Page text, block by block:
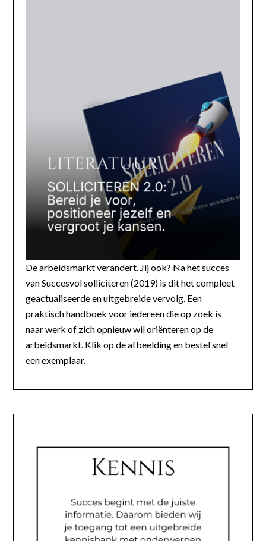
De arbeidsmarkt verandert. Jij ook? Na het succes
van Succesvol solliciteren (2019) is dit het compleet
geactualiseerde en uitgebreide vervolg. Een
praktisch handboek voor iedereen die op zoek is
naar werk of zich opnieuw wil oriënteren op de
arbeidsmarkt. Klik op de afbeelding en bestel snel
een exemplaar.